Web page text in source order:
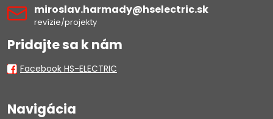
miroslav​.harmady​@hselectric​.sk
revízie/projekty
Pridajte sa k nám
Facebook HS-ELECTRIC
Navigácia